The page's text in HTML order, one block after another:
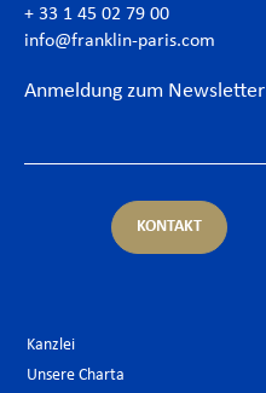
+ 33 1 45 02 79 00
info@franklin-paris.com
Anmeldung zum Newsletter
KONTAKT
Kanzlei
Unsere Charta